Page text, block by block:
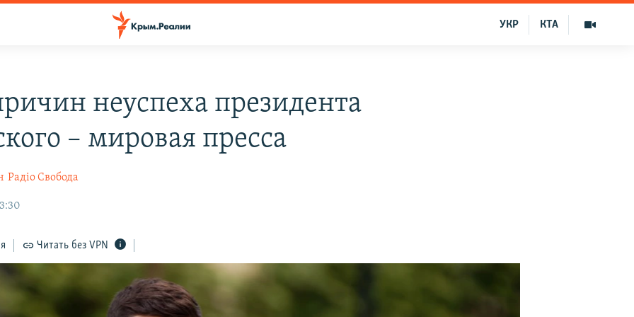
КТА
УКР
неуспеха президента
– мировая пресса
Радіо Свобода
Читать без VPN